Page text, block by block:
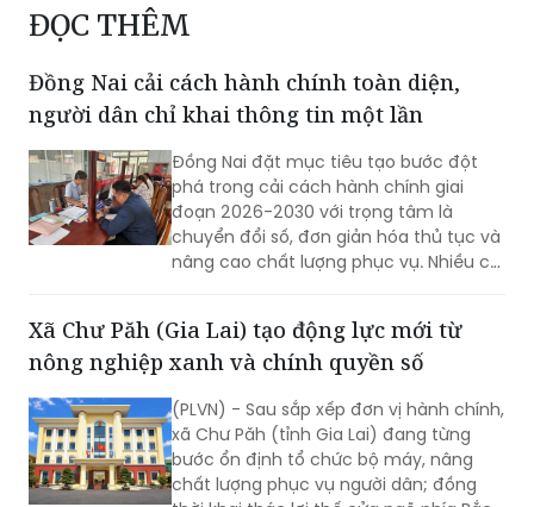
ĐỌC THÊM
Đồng Nai cải cách hành chính toàn diện,
người dân chỉ khai thông tin một lần
Đồng Nai đặt mục tiêu tạo bước đột
phá trong cải cách hành chính giai
đoạn 2026-2030 với trọng tâm là
chuyển đổi số, đơn giản hóa thủ tục và
nâng cao chất lượng phục vụ. Nhiều chỉ
người dân và doanh nghiệp.
Xã Chư Păh (Gia Lai) tạo động lực mới từ
nông nghiệp xanh và chính quyền số
(PLVN) - Sau sắp xếp đơn vị hành chính,
xã Chư Păh (tỉnh Gia Lai) đang từng
bước ổn định tổ chức bộ máy, nâng
chất lượng phục vụ người dân; đồng